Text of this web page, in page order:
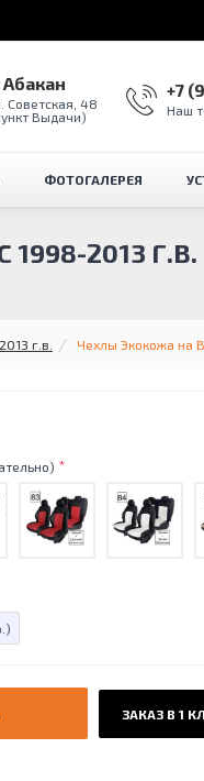
Абакан
Советская, 48
Выдачи)
+7
Наш
ФОТОГАЛЕРЕЯ
г.в. Чехлы Экокожа на
2013 Г.В.
ЗАКАЗ В 1